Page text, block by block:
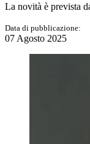
La novità è prevista
Data di pubblicazione:
07 Agosto 2025